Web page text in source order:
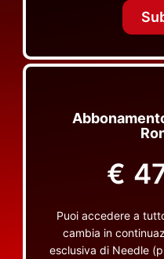
TV non visibili
€
Puoi accedere a
cambia in
esclusiva di Needle